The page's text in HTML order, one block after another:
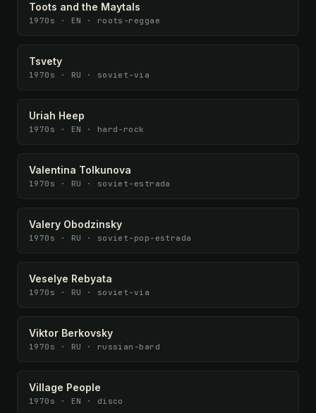
Toots and the Maytals
1970s · EN · roots-reggae
Tsvety
1970s · RU · soviet-via
Uriah Heep
1970s · EN · hard-rock
Valentina Tolkunova
1970s · RU · soviet-estrada
Valery Obodzinsky
1970s · RU · soviet-pop-estrada
Veselye Rebyata
1970s · RU · soviet-via
Viktor Berkovsky
1970s · RU · russian-bard
Village People
1970s · EN · disco